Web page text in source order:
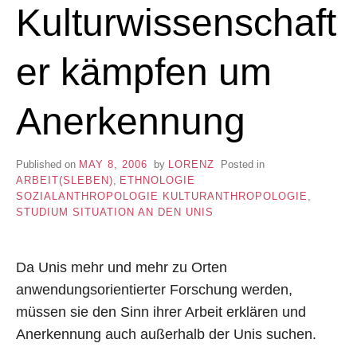
Kulturwissenschaft
er kämpfen um
Anerkennung
Published on MAY 8, 2006 by LORENZ
Posted in
ARBEIT(SLEBEN)
ETHNOLOGIE
SOZIALANTHROPOLOGIE KULTURANTHROPOLOGIE
STUDIUM SITUATION AN DEN UNIS
Da Unis mehr und mehr zu Orten
anwendungsorientierter Forschung werden,
müssen sie den Sinn ihrer Arbeit erklären und
Anerkennung auch außerhalb der Unis suchen.